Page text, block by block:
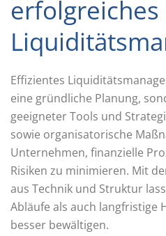
erfolgreiches
Effizientes
eine gründliche Planung,
geeigneter Tools und
sowie organisatorische
Unternehmen, finanzielle
Risiken zu minimieren. Mit
aus Technik und Struktur
Abläufe als auch langfristige
besser bewältigen.